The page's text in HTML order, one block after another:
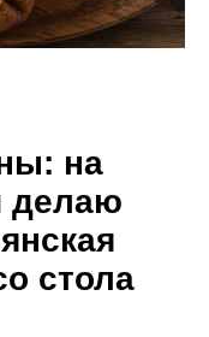
на
делаю
стола